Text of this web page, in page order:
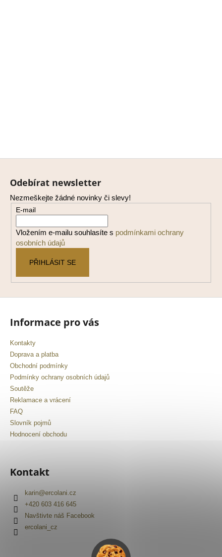
Z
Odebírat newsletter
Nezmeškejte žádné novinky či slevy!
E-mail
Vložením e-mailu souhlasíte s podmínkami ochrany
osobních údajů
PŘIHLÁSIT SE
Informace pro vás
Kontakty
Doprava a platba
Obchodní podmínky
Podmínky ochrany osobních údajů
Soutěže
Reklamace a vrácení
FAQ
Slovník pojmů
Hodnocení obchodu
Kontakt
karin@ercolani.cz
+420 603 416 645
Navštivte náš Facebook
ercolani_cz